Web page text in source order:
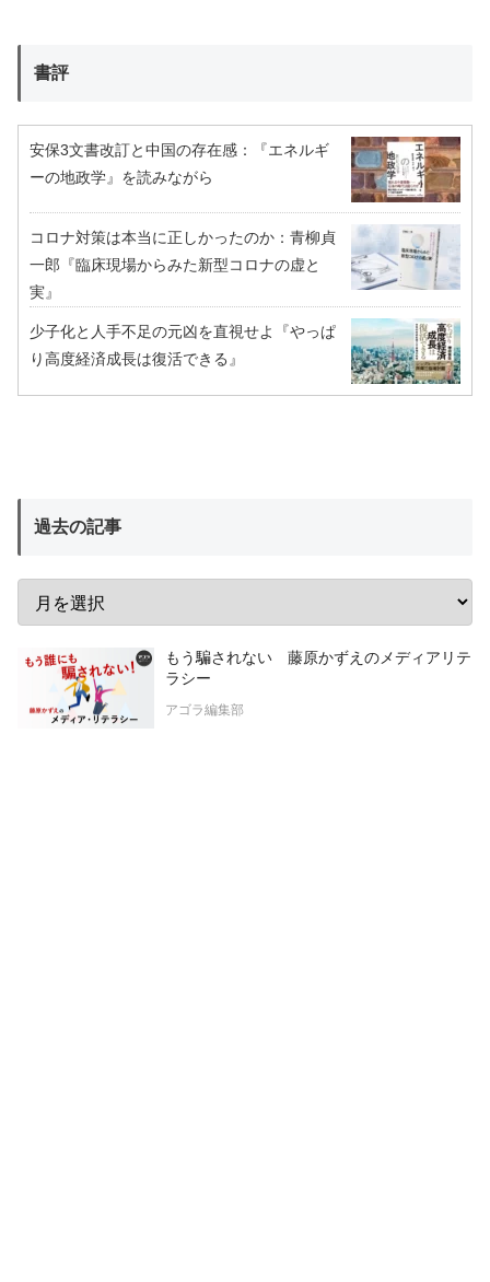
書評
安保3文書改訂と中国の存在感：『エネルギ
ーの地政学』を読みながら
コロナ対策は本当に正しかったのか：青柳貞
一郎『臨床現場からみた新型コロナの虚と
実』
少子化と人手不足の元凶を直視せよ『やっぱ
り高度経済成長は復活できる』
過去の記事
もう騙されない 藤原かずえのメディアリテ
ラシー
アゴラ編集部